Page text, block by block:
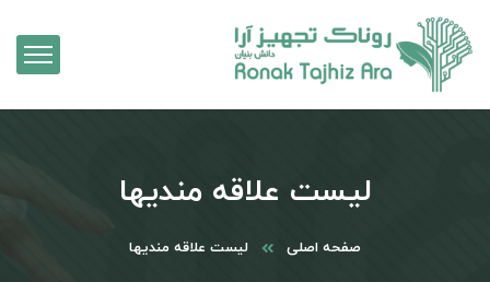
لیست علاقه مندیها
صفحه اصلی لیست علاقه مندیها